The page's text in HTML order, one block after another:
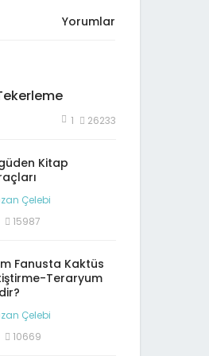
Yorumlar
1 26233
Kitap
Çelebi
15987
Fanusta Kaktüs
Teraryum
Çelebi
10669